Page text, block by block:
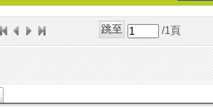
導
/1 頁